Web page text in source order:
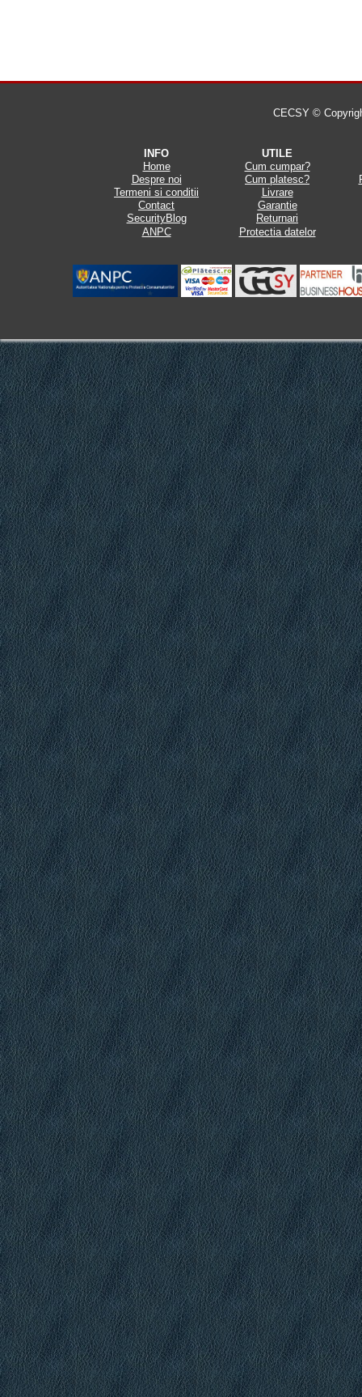
CECSY ©
INFO
UTILE
Home
Cum cumpar?
Despre noi
Cum platesc?
Termeni si conditii
Livrare
Contact
Garantie
SecurityBlog
Returnari
ANPC
Protectia datelor